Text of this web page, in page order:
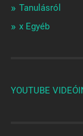
Tanulásról
x Egyéb
YOUTUBE